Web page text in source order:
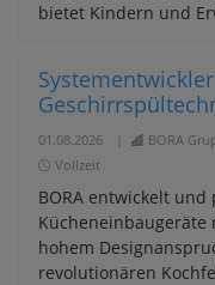
bietet Kindern und
01.08.2026 BORA
Vollzeit
BORA entwickelt
hohem
revolutionären